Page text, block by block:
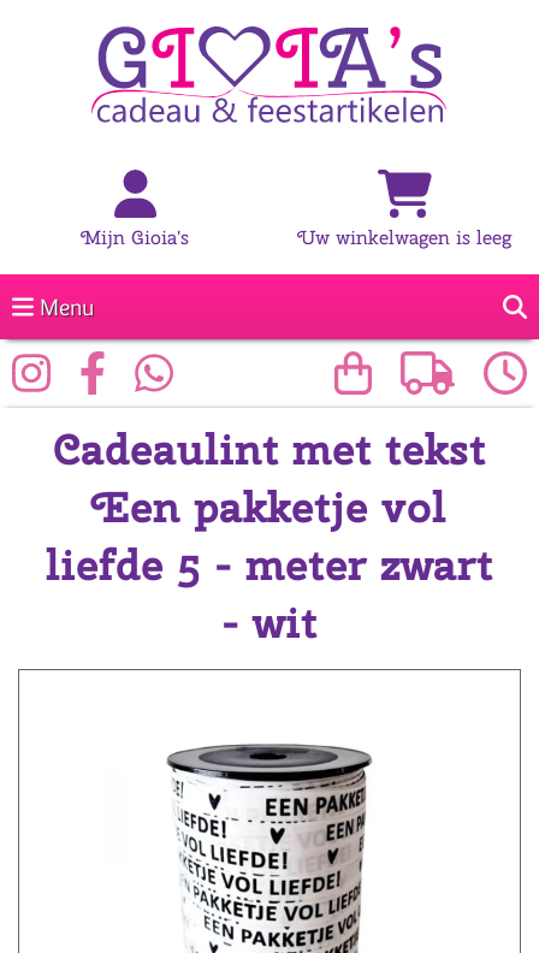
Mijn Gioia's Uw winkelwagen is leeg
Menu
Cadeaulint met tekst
Een pakketje vol
liefde 5 - meter zwart
- wit